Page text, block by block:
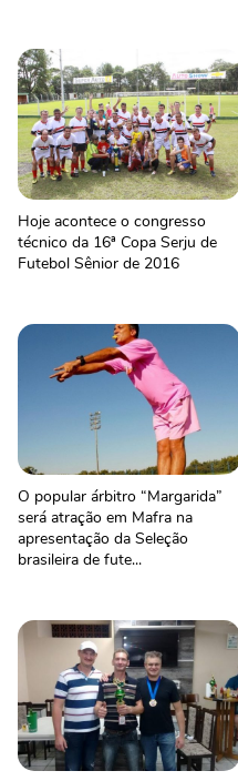
Hoje acontece o congresso
técnico da 16ª Copa Serju de
Futebol Sênior de 2016
O popular árbitro “Margarida”
será atração em Mafra na
apresentação da Seleção
brasileira de fute...